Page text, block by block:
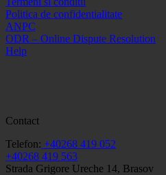
Politica de confidentialitate
ANPC
ODR – Online Dispute Resolution
Help
Contact
Telefon: +40268 419 052
+40268 419 563
Strada Grigore Ureche 14, Brasov